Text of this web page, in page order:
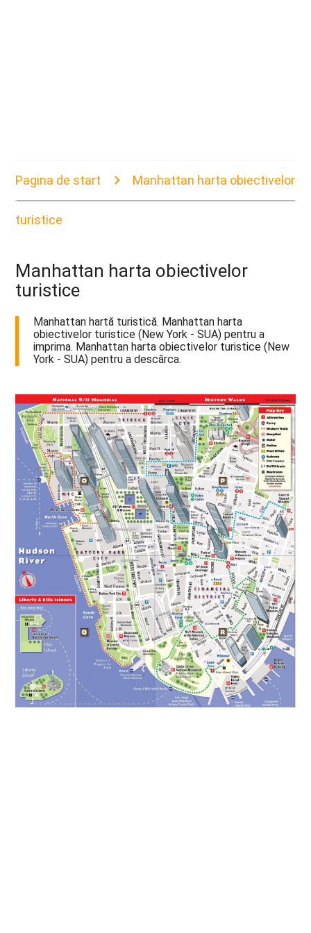
Pagina de start Manhattan harta obiectivelor
turistice
Manhattan harta obiectivelor
turistice
Manhattan hartă turistică. Manhattan harta
obiectivelor turistice (New York - SUA) pentru a
imprima. Manhattan harta obiectivelor turistice (New
York - SUA) pentru a descărca.